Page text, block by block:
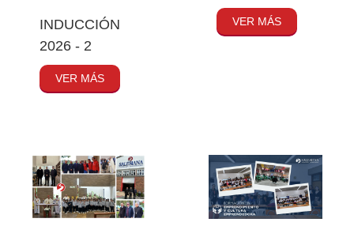
INDUCCIÓN
2026 - 2
VER MÁS
VER MÁS